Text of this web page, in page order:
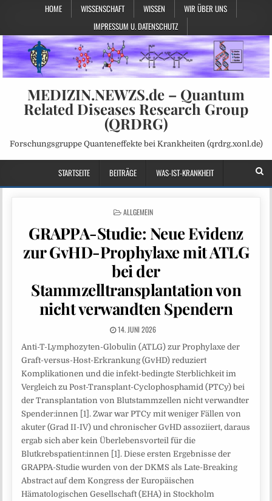
HOME WISSENSCHAFT WISSEN
WIR ÜBER UNS
IMPRESSUM U. DATENSCHUTZ
MEDIZIN.NEWZS.de – Quantum
Related Diseases Research Group
(QRDRG)
Forschungsgruppe Quanteneffekte bei Krankheiten (qrdrg.xonl.de)
STARTSEITE BEITRÄGE WAS-IST-KRANKHEIT
POSTED
ALLGEMEIN
GRAPPA-Studie: Neue Evidenz
zur GvHD-Prophylaxe mit ATLG
bei der
Stammzelltransplantation von
nicht verwandten Spendern
14. JUNI 2026
Anti-T-Lymphozyten-Globulin (ATLG) zur Prophylaxe der
Graft-versus-Host-Erkrankung (GvHD) reduziert
Komplikationen und die infekt-bedingte Sterblichkeit im
Vergleich zu Post-Transplant-Cyclophosphamid (PTCy) bei
der Transplantation von Blutstammzellen nicht verwandter
Spender:innen [1]. Zwar war PTCy mit weniger Fällen von
akuter (Grad II-IV) und chronischer GvHD assoziiert, daraus
ergab sich aber kein Überlebensvorteil für die
Blutkrebspatient:innen [1]. Diese ersten Ergebnisse der
GRAPPA-Studie wurden von der DKMS als Late-Breaking
Abstract auf dem Kongress der Europäischen
Hämatologischen Gesellschaft (EHA) in Stockholm